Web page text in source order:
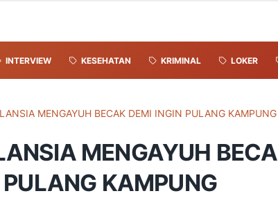
INTERVIEW KESEHATAN KRIMINAL LOKER
MENGAYUH BECAK DEMI INGIN PULANG KAMPUNG
MENGAYUH
PULANG KAMPUNG